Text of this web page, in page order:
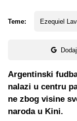
Teme: Ezequiel
Argentinski
nalazi u centru
ne zbog visine
naroda u Kini.